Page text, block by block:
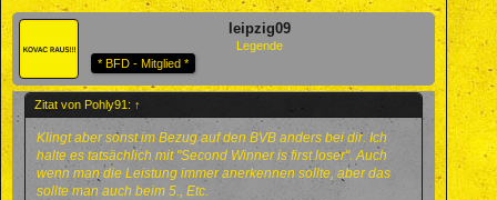
leipzig09
Legende
* BFD - Mitglied *
Zitat von Pohly91: ↑
Klingt aber sonst im Bezug auf den BVB anders bei dir. Ich
halte es tatsächlich mit "Second Winner is first loser". Auch
wenn man die Leistung immer anerkennen sollte, aber das
sollte man auch beim 5., Etc.